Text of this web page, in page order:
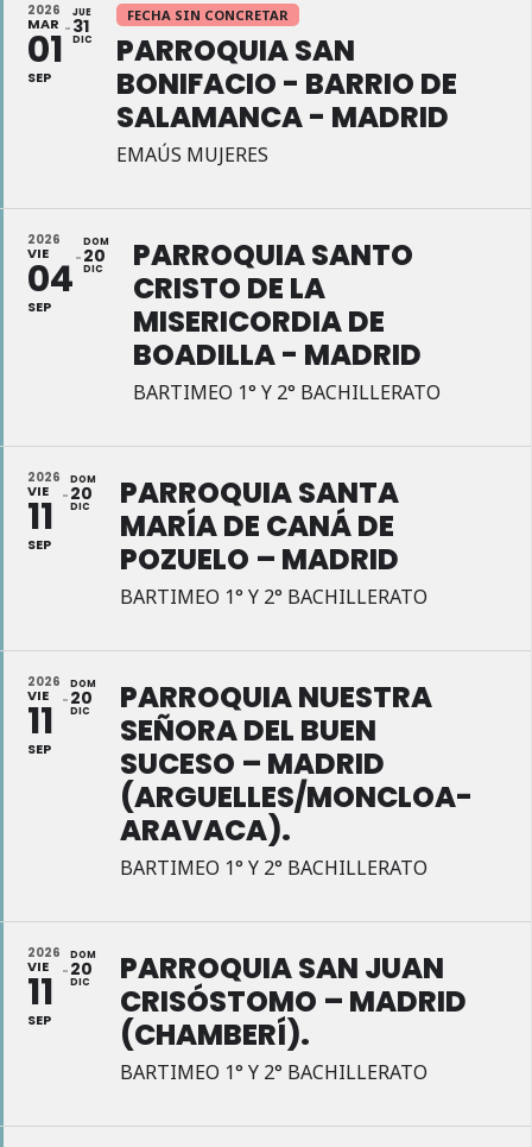
2026
MAR
01
SEP
JUE
31
DIC
FECHA SIN CONCRETAR
PARROQUIA SAN
BONIFACIO - BARRIO DE
SALAMANCA - MADRID
EMAÚS MUJERES
2026
VIE
04
SEP
DOM
20
DIC
PARROQUIA SANTO
CRISTO DE LA
MISERICORDIA DE
BOADILLA - MADRID
BARTIMEO 1° Y 2° BACHILLERATO
2026
VIE
11
SEP
DOM
20
DIC
PARROQUIA SANTA
MARÍA DE CANÁ DE
POZUELO – MADRID
BARTIMEO 1° Y 2° BACHILLERATO
2026
VIE
11
SEP
DOM
20
DIC
PARROQUIA NUESTRA
SEÑORA DEL BUEN
SUCESO – MADRID
(ARGUELLES/MONCLOA-
ARAVACA).
BARTIMEO 1° Y 2° BACHILLERATO
2026
VIE
11
SEP
DOM
20
DIC
PARROQUIA SAN JUAN
CRISÓSTOMO – MADRID
(CHAMBERÍ).
BARTIMEO 1° Y 2° BACHILLERATO